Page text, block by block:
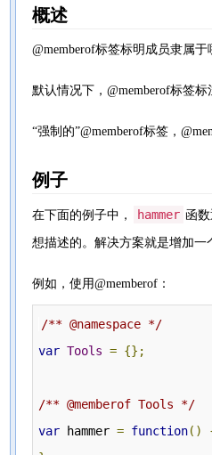
概述
@memberof标签标明成员隶属于
默认情况下，@memberof标签
“强制的”@memberof标签，
例子
在下面的例子中， hammer 函
想描述的。解决方案就是增加一
例如，使用@memberof：
/** @namespace */
var Tools = {};
/** @memberof Tools */
var hammer = function()